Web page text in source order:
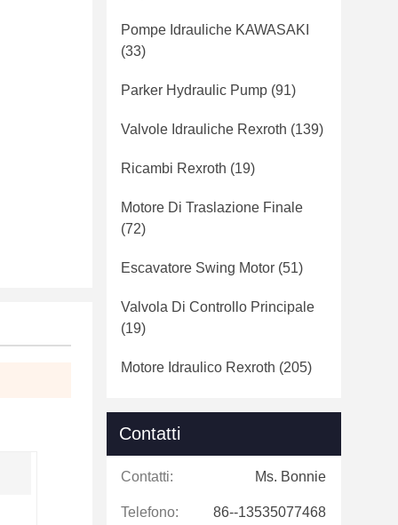
Pompe Idrauliche KAWASAKI
(33)
Parker Hydraulic Pump (91)
Valvole Idrauliche Rexroth (139)
Ricambi Rexroth (19)
Motore Di Traslazione Finale
(72)
Escavatore Swing Motor (51)
Valvola Di Controllo Principale
(19)
Motore Idraulico Rexroth (205)
Contatti
Contatti: Ms. Bonnie
Telefono: 86--13535077468